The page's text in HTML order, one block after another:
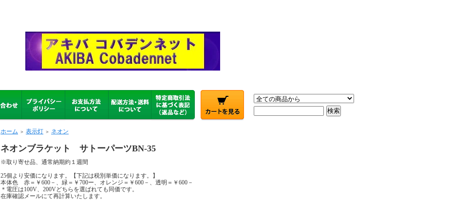
ホーム ＞ 表示灯 ＞ ネオン
ネオンブラケット サトーパーツBN-35
※取り寄せ品、通常納期約１週間
25個より安価になります。【下記は税別単価になります。】
本体色 赤＝￥600－、緑＝￥700ー、オレンジ＝￥600－、透明＝￥600－
＊電圧は100V、200Vどちらを選ばれても同価です。
在庫確認メールにて再計算いたします。